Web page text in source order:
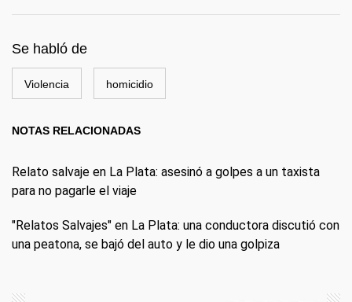
Se habló de
Violencia homicidio
NOTAS RELACIONADAS
Relato salvaje en La Plata: asesinó a golpes a un taxista
para no pagarle el viaje
"Relatos Salvajes" en La Plata: una conductora discutió con
una peatona, se bajó del auto y le dio una golpiza